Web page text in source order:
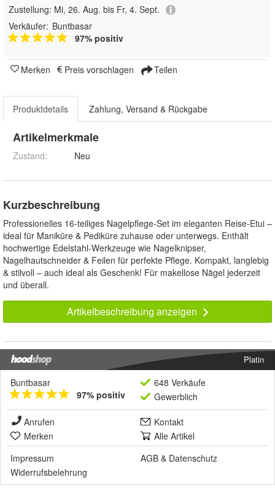
Zustellung: Mi, 26. Aug. bis Fr, 4. Sept.
Verkäufer: Buntbasar
97% positiv
Merken Preis vorschlagen Teilen
Produktdetails Zahlung, Versand & Rückgabe
Artikelmerkmale
Zustand: Neu
Kurzbeschreibung
Professionelles 16-teiliges Nagelpflege-Set im eleganten Reise-Etui –
ideal für Maniküre & Pediküre zuhause oder unterwegs. Enthält
hochwertige Edelstahl-Werkzeuge wie Nagelknipser,
Nagelhautschneider & Feilen für perfekte Pflege. Kompakt, langlebig
& stilvoll – auch ideal als Geschenk! Für makellose Nägel jederzeit
und überall.
Artikelbeschreibung anzeigen
Platin
Buntbasar
97% positiv
648 Verkäufe
Gewerblich
Anrufen
Kontakt
Merken
Alle Artikel
Impressum
AGB & Datenschutz
Widerrufsbelehrung